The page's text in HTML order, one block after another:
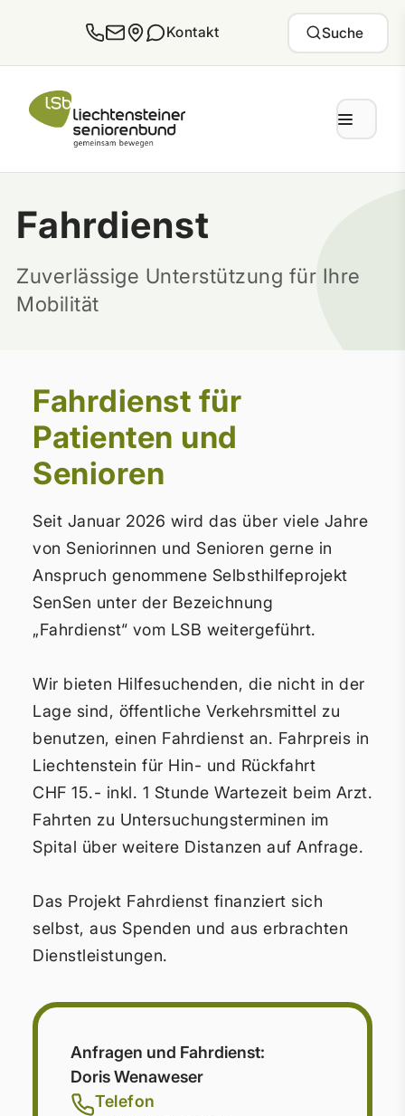
Kontakt Suche
Fahrdienst
Zuverlässige Unterstützung für Ihre
Mobilität
Fahrdienst für
Patienten und
Senioren
Seit Januar 2026 wird das über viele Jahre
von Seniorinnen und Senioren gerne in
Anspruch genommene Selbsthilfeprojekt
SenSen unter der Bezeichnung
„Fahrdienst“ vom LSB weitergeführt.
Wir bieten Hilfesuchenden, die nicht in der
Lage sind, öffentliche Verkehrsmittel zu
benutzen, einen Fahrdienst an. Fahrpreis in
Liechtenstein für Hin- und Rückfahrt
CHF 15.- inkl. 1 Stunde Wartezeit beim Arzt.
Fahrten zu Untersuchungsterminen im
Spital über weitere Distanzen auf Anfrage.
Das Projekt Fahrdienst finanziert sich
selbst, aus Spenden und aus erbrachten
Dienstleistungen.
Anfragen und Fahrdienst:
Doris Wenaweser
Telefon